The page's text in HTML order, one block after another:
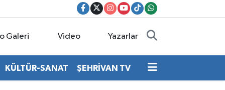
Galeri Video Yazarlar
KÜLTÜR-SANAT ŞEHRİVAN TV